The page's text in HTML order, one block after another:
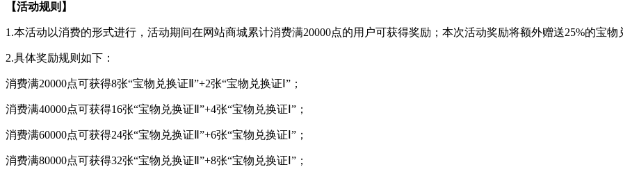
【活动规则】
1.本活动以消费的形式进行，活动期间在网站商城累计消费满20000点的用户可获得奖励；本次活动奖励将额外赠送25%的宝物
2.具体奖励规则如下：
消费满20000点可获得8张“宝物兑换证Ⅱ”+2张“宝物兑换证Ⅰ”；
消费满40000点可获得16张“宝物兑换证Ⅱ”+4张“宝物兑换证Ⅰ”；
消费满60000点可获得24张“宝物兑换证Ⅱ”+6张“宝物兑换证Ⅰ”；
消费满80000点可获得32张“宝物兑换证Ⅱ”+8张“宝物兑换证Ⅰ”；